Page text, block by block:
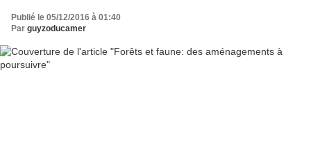
Publié le 05/12/2016 à 01:40
Par guyzoducamer